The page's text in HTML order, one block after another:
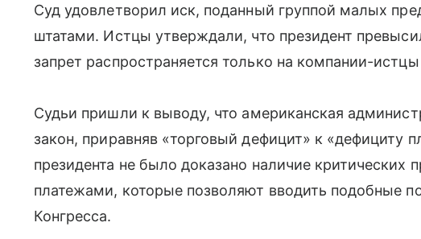
Суд удовлетворил иск, поданный группой малых
штатами. Истцы утверждали, что президент
запрет распространяется только на компании-
Судьи пришли к выводу, что американская
закон, приравняв «торговый дефицит» к «дефициту
президента не было доказано наличие
платежами, которые позволяют вводить подобные
Конгресса.